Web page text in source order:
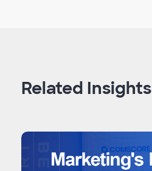
Related Insights